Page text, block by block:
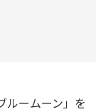
ルームーン」を